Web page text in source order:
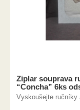
Ziplar souprava
“Concha” 6ks
Vyskoušejte